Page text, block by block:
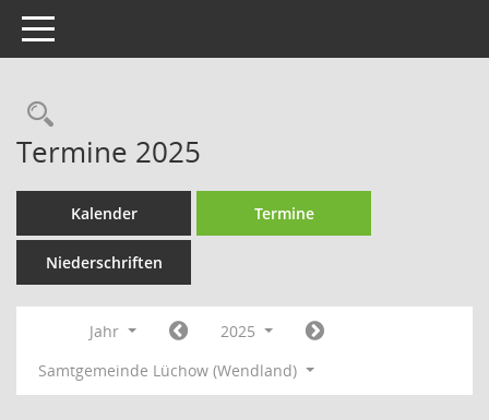
Toggle navigation
Rechercheauswahl
Termine 2025
Kalender Termine
Niederschriften
Jahr
2025
Samtgemeinde Lüchow (Wendland)